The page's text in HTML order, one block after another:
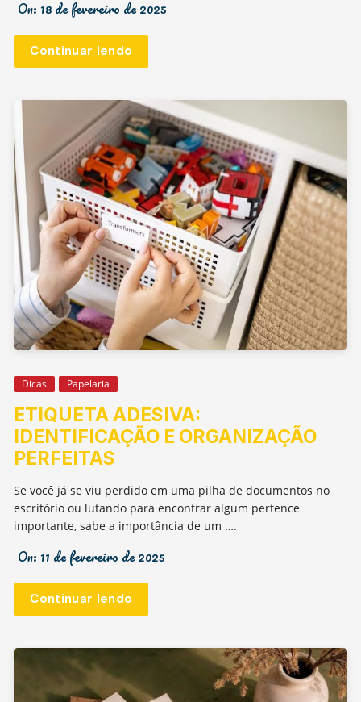
On: 18 de fevereiro de 2025
Continuar lendo
Dicas Papelaria
ETIQUETA ADESIVA:
IDENTIFICAÇÃO E ORGANIZAÇÃO
PERFEITAS
Se você já se viu perdido em uma pilha de documentos no
escritório ou lutando para encontrar algum pertence
importante, sabe a importância de um ….
On: 11 de fevereiro de 2025
Continuar lendo